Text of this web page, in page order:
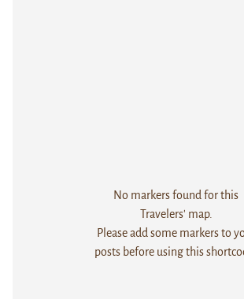
No markers found for this
Travelers' map.
Please add some markers to
posts before using this